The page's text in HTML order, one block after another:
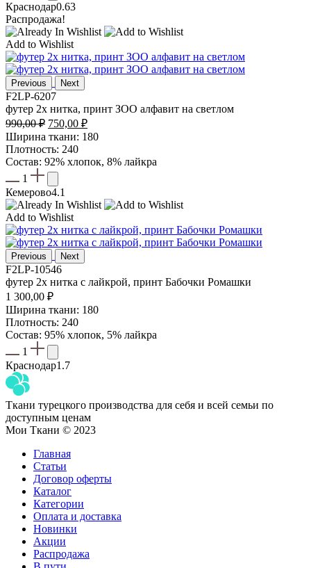
Краснодар0.63
Распродажа!
Add to Wishlist
Previous Next
F2LP-6207
футер 2х нитка, принт ЗОО алфавит на светлом
990,00₽ Первоначальная
цена
составляла
990,00 ₽.
750,00 ₽Текущая
цена:
Ширина ткани: 180
Плотность: 240
Состав: 92% хлопок, 8% лайкра
1
Кемерово4.1
Add to Wishlist
Previous Next
F2LP-10546
футер 2х нитка с лайкрой, принт Бабочки Ромашки
1 300,00 ₽
Ширина ткани: 180
Плотность: 240
Состав: 95% хлопок, 5% лайкра
1
Краснодар1.7
Ткани турецкого производства для себя и всей семьи по
доступным ценам
Мои Ткани © 2023
Главная
Статьи
Договор оферты
Каталог
Категории
Оплата и доставка
Новинки
Акции
Распродажа